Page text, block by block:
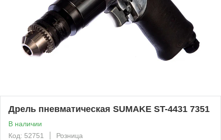
Дрель пневматическая SUMAKE ST-4431 7351
В наличии
Код: 52751
Розница